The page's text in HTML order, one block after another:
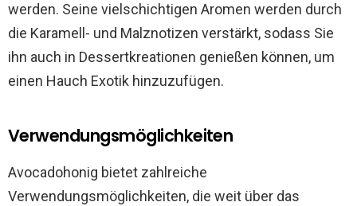
werden. Seine vielschichtigen Aromen werden durch
die Karamell- und Malznotizen verstärkt, sodass Sie
ihn auch in Dessertkreationen genießen können, um
einen Hauch Exotik hinzuzufügen.
Verwendungsmöglichkeiten
Avocadohonig bietet zahlreiche
Verwendungsmöglichkeiten, die weit über das